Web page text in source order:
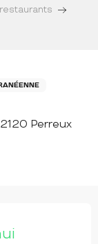
Perreux